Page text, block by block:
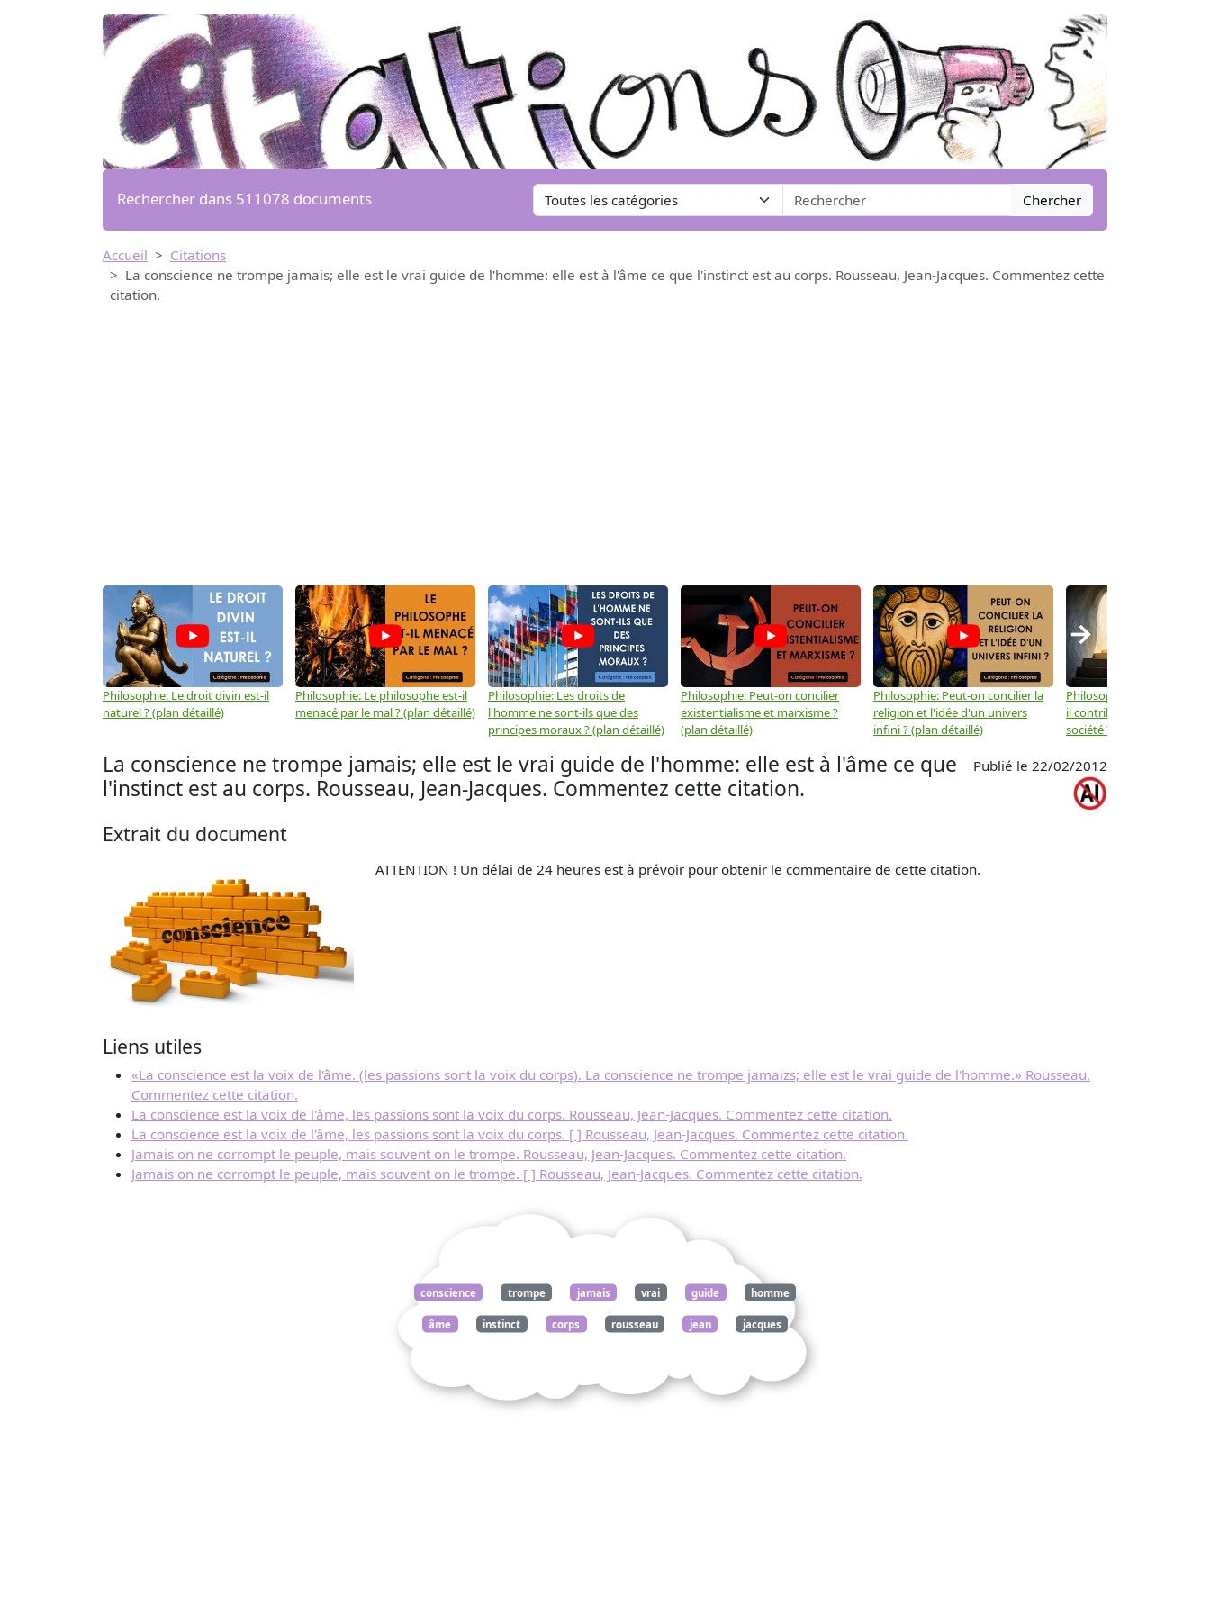
Rechercher dans 511078 documents Chercher
Accueil
Citations
La conscience ne trompe jamais; elle est le vrai guide de l'homme: elle est à l'âme ce que l'instinct est au corps. Rousseau, Jean-Jacques. Commentez cette
citation.
Philosophie: Le droit divin est-il
naturel ? (plan détaillé)
Philosophie: Le philosophe est-il
menacé par le mal ? (plan détaillé)
Philosophie: Les droits de
l'homme ne sont-ils que des
principes moraux ? (plan détaillé)
Philosophie: Peut-on concilier
existentialisme et marxisme ?
(plan détaillé)
Philosophie: Peut-on concilier la
religion et l'idée d'un univers
infini ? (plan détaillé)
Philosophie: Le
il contribuer au progrès de
société ? (plan détaillé)
→
La conscience ne trompe jamais; elle est le vrai guide de l'homme: elle est à l'âme ce que
l'instinct est au corps. Rousseau, Jean-Jacques. Commentez cette citation.
Publié le 22/02/2012
Extrait du document
ATTENTION ! Un délai de 24 heures est à prévoir pour obtenir le commentaire de cette citation.
Liens utiles
«La conscience est la voix de l'âme. (les passions sont la voix du corps). La conscience ne trompe jamaizs; elle est le vrai guide de l'homme.» Rousseau.
Commentez cette citation.
La conscience est la voix de l'âme, les passions sont la voix du corps. Rousseau, Jean-Jacques. Commentez cette citation.
La conscience est la voix de l'âme, les passions sont la voix du corps. [ ] Rousseau, Jean-Jacques. Commentez cette citation.
Jamais on ne corrompt le peuple, mais souvent on le trompe. Rousseau, Jean-Jacques. Commentez cette citation.
Jamais on ne corrompt le peuple, mais souvent on le trompe. [ ] Rousseau, Jean-Jacques. Commentez cette citation.
conscience trompe jamais vrai guide homme
âme instinct corps rousseau jean jacques